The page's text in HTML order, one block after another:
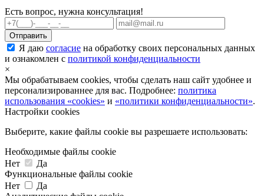
Есть вопрос, нужна консультация!
Я даю согласие на обработку своих персональных данных
и ознакомлен с политикой конфиденциальности
×
Мы обрабатываем cookies, чтобы сделать наш сайт удобнее и
персонализированнее для вас. Подробнее: политика
использования «cookies» и «политики конфиденциальности».
Настройки cookies
Выберите, какие файлы cookie вы разрешаете использовать:
Необходимые файлы cookie
Нет
Да
Функциональные файлы cookie
Нет
Да